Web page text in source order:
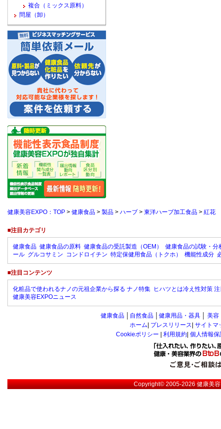
複合（ミックス原料）
問屋（卸）
健康美容EXPO：TOP > 健康食品 > 製品 > ハーブ > 東洋ハーブ加工食品 > 紅花
■注目カテゴリ
健康食品 健康食品の原料 健康食品の受託製造（OEM）
健康食品の試験・分
ール グルコサミン コンドロイチン 特定保健用食品（トクホ） 機能性成分
■注目コンテンツ
化粧品で使われるナノの元祖企業から探る ナノ特集 ヒハツとは冷え性対策
健康美容EXPOニュース
健康食品 自然食品 健康用品・器具 美容
ホーム プレスリリース サイトマ
Cookieポリシー
利用規約 個人情報
Copyright© 2005-2026健康美